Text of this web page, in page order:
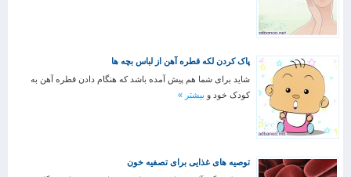
پاک کردن لکه قطره آهن از لباس بچه ها
شاید برای شما هم پیش آمده باشد که هنگام دادن قطره آهن به
کودک خود و بیشتر »
توصیه های غذایی برای تصفیه خون